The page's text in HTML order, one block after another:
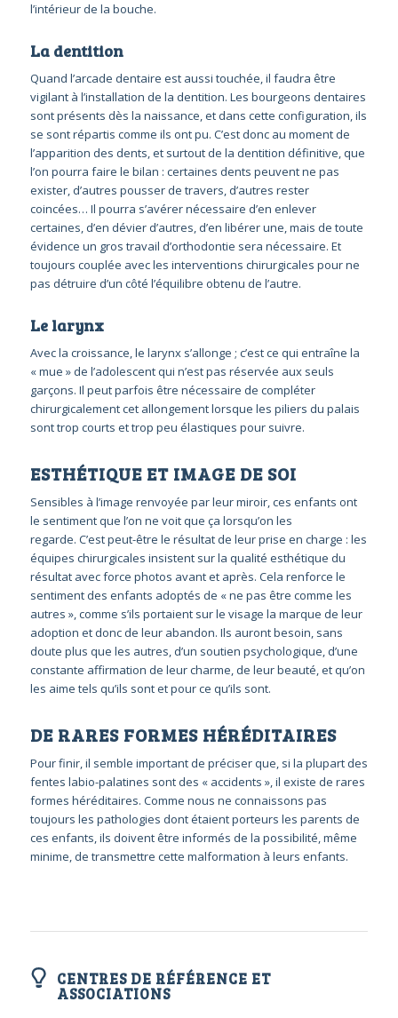
l’intérieur de la bouche.
La dentition
Quand l’arcade dentaire est aussi touchée, il faudra être
vigilant à l’installation de la dentition. Les bourgeons dentaires
sont présents dès la naissance, et dans cette configuration, ils
se sont répartis comme ils ont pu. C’est donc au moment de
l’apparition des dents, et surtout de la dentition définitive, que
l’on pourra faire le bilan : certaines dents peuvent ne pas
exister, d’autres pousser de travers, d’autres rester
coincées… Il pourra s’avérer nécessaire d’en enlever
certaines, d’en dévier d’autres, d’en libérer une, mais de toute
évidence un gros travail d’orthodontie sera nécessaire. Et
toujours couplée avec les interventions chirurgicales pour ne
pas détruire d’un côté l’équilibre obtenu de l’autre.
Le larynx
Avec la croissance, le larynx s’allonge ; c’est ce qui entraîne la
« mue » de l’adolescent qui n’est pas réservée aux seuls
garçons. Il peut parfois être nécessaire de compléter
chirurgicalement cet allongement lorsque les piliers du palais
sont trop courts et trop peu élastiques pour suivre.
ESTHÉTIQUE ET IMAGE DE SOI
Sensibles à l’image renvoyée par leur miroir, ces enfants ont
le sentiment que l’on ne voit que ça lorsqu’on les
regarde. C’est peut-être le résultat de leur prise en charge : les
équipes chirurgicales insistent sur la qualité esthétique du
résultat avec force photos avant et après. Cela renforce le
sentiment des enfants adoptés de « ne pas être comme les
autres », comme s’ils portaient sur le visage la marque de leur
adoption et donc de leur abandon. Ils auront besoin, sans
doute plus que les autres, d’un soutien psychologique, d’une
constante affirmation de leur charme, de leur beauté, et qu’on
les aime tels qu’ils sont et pour ce qu’ils sont.
DE RARES FORMES HÉRÉDITAIRES
Pour finir, il semble important de préciser que, si la plupart des
fentes labio-palatines sont des « accidents », il existe de rares
formes héréditaires. Comme nous ne connaissons pas
toujours les pathologies dont étaient porteurs les parents de
ces enfants, ils doivent être informés de la possibilité, même
minime, de transmettre cette malformation à leurs enfants.
CENTRES DE RÉFÉRENCE ET
ASSOCIATIONS